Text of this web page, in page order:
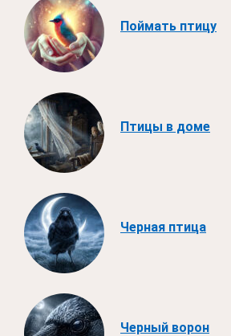
Поймать птицу
Птицы в доме
Черная птица
Черный ворон